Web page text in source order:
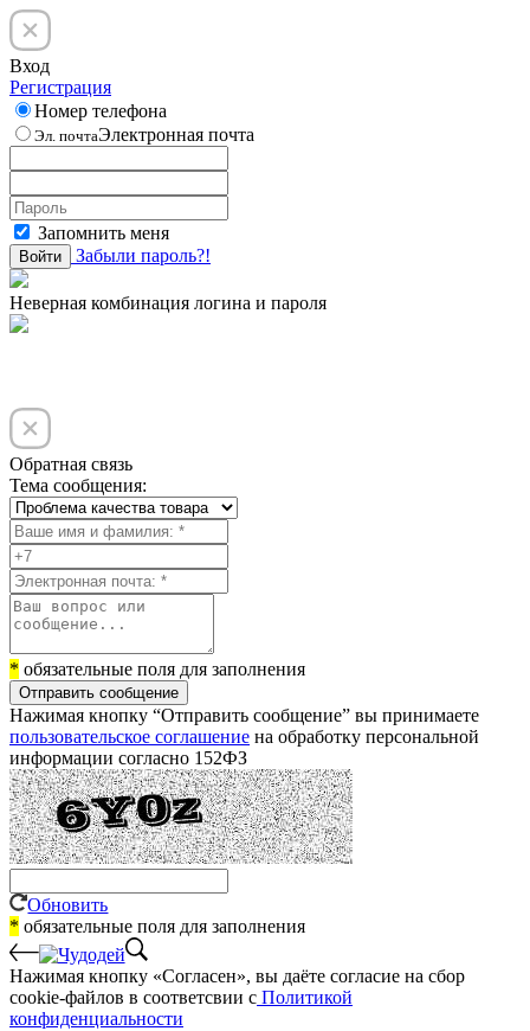
Вход
Регистрация
Номер телефона
Эл. почтаЭлектронная почта
Запомнить меня
Войти Забыли пароль?!
Неверная комбинация логина и пароля
Обратная связь
Тема сообщения:
* обязательные поля для заполнения
Отправить сообщение
Нажимая кнопку “Отправить сообщение” вы принимаете
пользовательское соглашение на обработку персональной
информации согласно 152ФЗ
Обновить
* обязательные поля для заполнения
Нажимая кнопку «Согласен», вы даёте cогласие на сбор
cookie-файлов в соответсвии с Политикой
конфиденциальности